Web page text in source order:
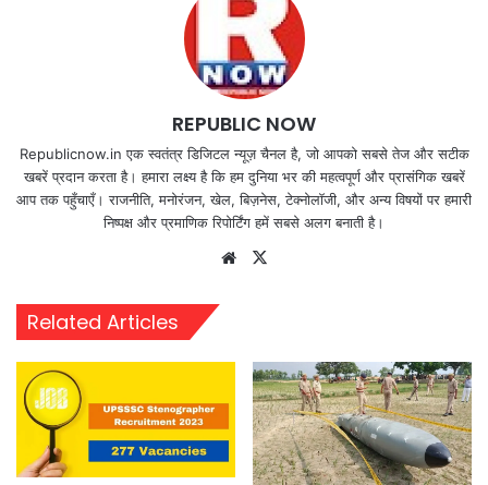
REPUBLIC NOW
Republicnow.in एक स्वतंत्र डिजिटल न्यूज़ चैनल है, जो आपको सबसे तेज और सटीक
खबरें प्रदान करता है। हमारा लक्ष्य है कि हम दुनिया भर की महत्वपूर्ण और प्रासंगिक खबरें
आप तक पहुँचाएँ। राजनीति, मनोरंजन, खेल, बिज़नेस, टेक्नोलॉजी, और अन्य विषयों पर हमारी
निष्पक्ष और प्रमाणिक रिपोर्टिंग हमें सबसे अलग बनाती है।
Website
Related Articles